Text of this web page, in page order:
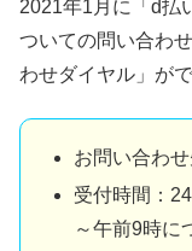
2021年1月に「d払
ついての問い合わ
わせダイヤル」が
お問い合わ
受付時間：
～午前9時に